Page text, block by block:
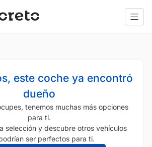
este coche ya encontró
dueño
tenemos muchas más opciones
para ti.
selección y descubre otros vehículos
ser perfectos para ti.